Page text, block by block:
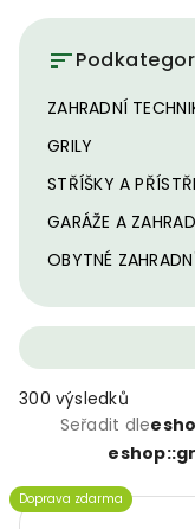
ZAHRADNÍ
GRILY
STŘÍŠKY A
GARÁŽE A
OBYTNÉ
300 výsledků
Seřadit dle
Doprava zdarma